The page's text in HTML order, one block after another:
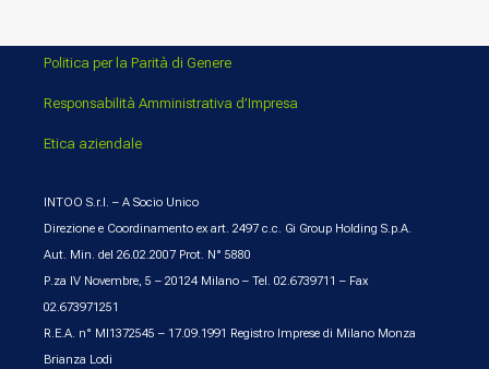
Politica per la Parità di Genere
Responsabilità Amministrativa d’Impresa
Etica aziendale
INTOO S.r.l. – A Socio Unico
Direzione e Coordinamento ex art. 2497 c.c. Gi Group Holding S.p.A.
Aut. Min. del 26.02.2007 Prot. N° 5880
P.za IV Novembre, 5 – 20124 Milano – Tel. 02.6739711 – Fax
02.673971251
R.E.A. n° MI1372545 – 17.09.1991 Registro Imprese di Milano Monza
Brianza Lodi